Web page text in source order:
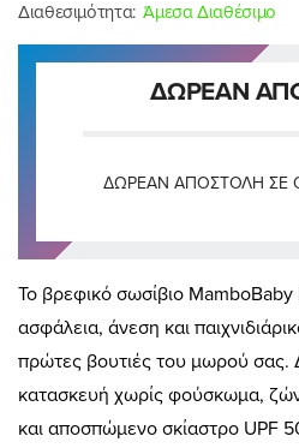
Διαθεσιμότητα: Άμεσα Διαθέσιμο
ΔΩΡΕΑΝ
ΔΩΡΕΆΝ ΑΠΟΣΤΟΛΉ ΣΕ
Το βρεφικό σωσίβιο
ασφάλεια, άνεση και
πρώτες βουτιές του μωρού σας.
κατασκευή χωρίς φούσκωμα,
και αποσπώμενο σκίαστρο UPF